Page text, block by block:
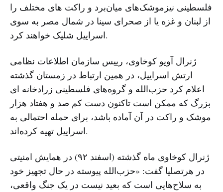
فلسطینی نیزموشک‌های میان‌برد و راکت های مختلف را
از لبنان و غزه یا از صحرای سینا در شمال مصر به سوی
اسراییل شلیک خواهند کرد.
ژنرال آویو کوخاوی، رییس سازمان اطلاعات نظامی
ارتش اسراییل، در همین ارتباط در زمستان گذشته
اعلام کرد حزب‌الله و گروه‌های فلسطینی زرادخانه ای
بزرگ که ممکن است تاکنون دست کم صد و هفتاد هزار
موشک و راکت در آن آماده باشد، برای حمله احتمالی به
اسراییل تهیه کرده‌اند.
ژنرال کوخاوی ماه گذشته (اسفند ۹۲) در همایش امنیتی
در هرتصلیا گفت: «حزب‌الله پیوسته در حال تجهیز خود
به سلاح‌هایی است که بعید نیست در یک جنگ واقعی،